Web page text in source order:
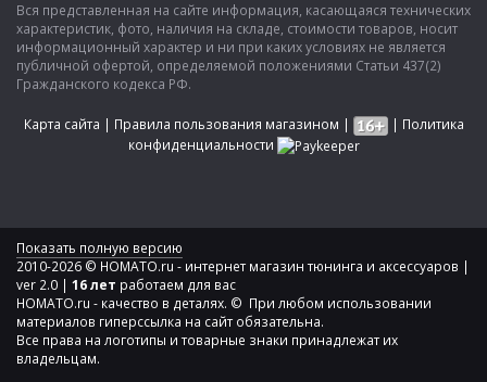
Вся представленная на сайте информация, касающаяся технических
характеристик, фото, наличия на складе, стоимости товаров, носит
информационный характер и ни при каких условиях не является
публичной офертой, определяемой положениями Статьи 437(2)
Гражданского кодекса РФ.
Карта сайта | Правила пользования магазином | | Политика
конфиденциальности
Показать полную версию
2010-2026 © HOMATO.ru - интернет магазин тюнинга и аксессуаров |
ver 2.0 | 16 лет работаем для вас
HOMATO.ru - качество в деталях. © При любом использовании
материалов гиперссылка на сайт обязательна.
Все права на логотипы и товарные знаки принадлежат их
владельцам.